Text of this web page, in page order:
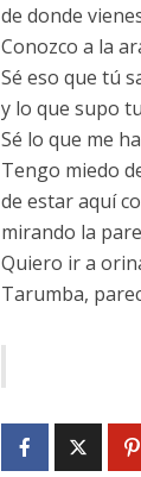
de donde
Conozco a la
Sé eso que tú
y lo que supo
Sé lo que me
Tengo miedo
de estar aquí
mirando la
Quiero ir a
Tarumba,